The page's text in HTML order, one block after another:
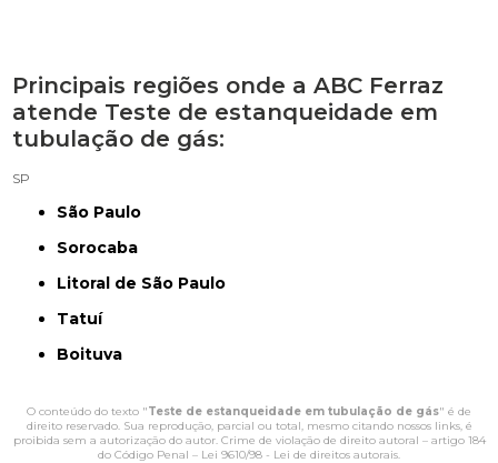
Principais regiões onde a ABC Ferraz
atende Teste de estanqueidade em
tubulação de gás:
SP
São Paulo
Sorocaba
Litoral de São Paulo
Tatuí
Boituva
O conteúdo do texto "Teste de estanqueidade em tubulação de gás" é de
direito reservado. Sua reprodução, parcial ou total, mesmo citando nossos links, é
proibida sem a autorização do autor. Crime de violação de direito autoral – artigo 184
do Código Penal – Lei 9610/98 - Lei de direitos autorais